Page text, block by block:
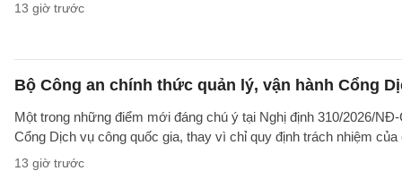
13 giờ trước
Bộ Công an chính thức quản lý, vận hành Cổng
Một trong những điểm mới đáng chú ý tại Nghị định 310/2026/
Cổng Dịch vụ công quốc gia, thay vì chỉ quy định trách nhiệm
13 giờ trước